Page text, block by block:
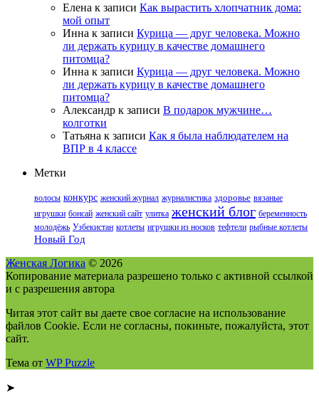
Елена к записи Как вырастить хлопчатник дома:
мой опыт
Инна к записи Курица — друг человека. Можно
ли держать курицу в качестве домашнего
питомца?
Инна к записи Курица — друг человека. Можно
ли держать курицу в качестве домашнего
питомца?
Александр к записи В подарок мужчине…
колготки
Татьяна к записи Как я была наблюдателем на
ВПР в 4 классе
Метки
волосы конкурс женский журнал журналистика здоровье вязаные
игрушки бонсай женский сайт улитка женский блог беременность
молодёжь Узбекистан котлеты игрушки из носков тефтели рыбные котлеты
Новый Год
Женская Логика © 2026
Копирование материала разрешено только с активной ссылкой
и с разрешения автора
Читая этот сайт вы даете свое согласие на использование
файлов Cookie. Если не согласны, покиньте, пожалуйста, этот
сайт.
Тема от WP Puzzle
➤